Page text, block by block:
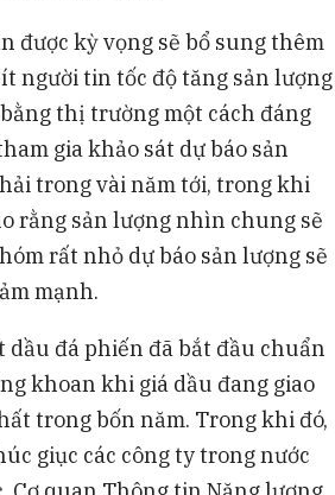
được kỳ vọng sẽ bổ sung thêm
người tin tốc độ tăng sản lượng
thị trường một cách đáng
gia khảo sát dự báo sản
trong vài năm tới, trong khi
rằng sản lượng nhìn chung sẽ
rất nhỏ dự báo sản lượng sẽ
mạnh.
dầu đá phiến đã bắt đầu chuẩn
khoan khi giá dầu đang giao
trong bốn năm. Trong khi đó,
giục các công ty trong nước